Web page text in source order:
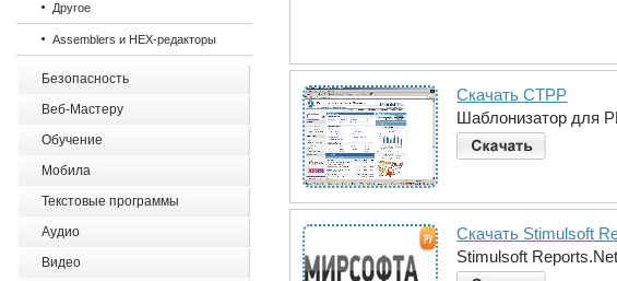
Другое
Assemblers и HEX-редакторы
Безопасность
Веб-Мастеру
Обучение
Мобила
Текстовые программы
Аудио
Видео
Скачать CTPP
Шаблонизатор для
Скачать Stimulsoft
Stimulsoft